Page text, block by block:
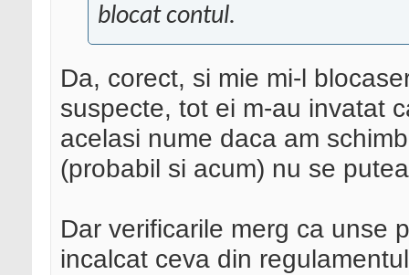
blocat contul.
Da, corect, si mie mi-l
suspecte, tot ei m-au invatat
acelasi nume daca am
(probabil si acum) nu se
Dar verificarile merg ca unse
incalcat ceva din